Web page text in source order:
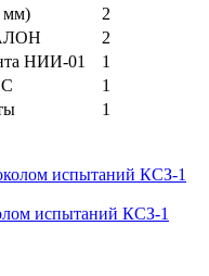
мм)
2
2
НИИ-01
1
1
1
испытаний КСЗ-1